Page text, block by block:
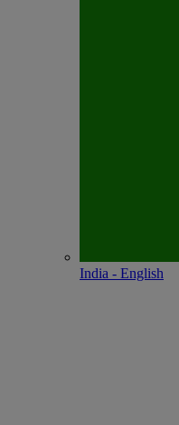
India - English